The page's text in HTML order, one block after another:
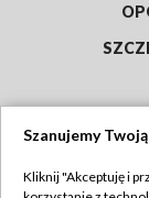
Szanujemy
Kliknij "Akceptuję i